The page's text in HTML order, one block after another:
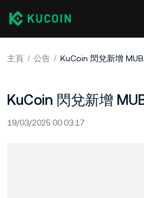
主頁 公告 KuCoin 閃兌新增
KuCoin 閃兌新增
19/03/2025 00:03:17